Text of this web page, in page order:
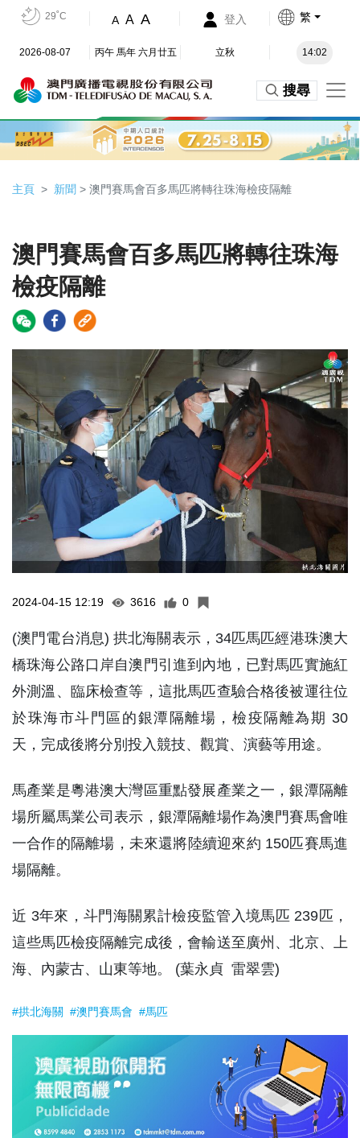
29˚C A A A 登入 繁
2026-08-07 丙午 馬年 六月廿五 立秋 14:02
搜尋
主頁 新聞 > 澳門賽馬會百多馬匹將轉往珠海檢疫隔離
澳門賽馬會百多馬匹將轉往珠海
檢疫隔離
2024-04-15 12:19 3616 0
(澳門電台消息) 拱北海關表示，34匹馬匹經港珠澳大
橋珠海公路口岸自澳門引進到內地，已對馬匹實施紅
外測溫、臨床檢查等，這批馬匹查驗合格後被運往位
於珠海市斗門區的銀潭隔離場，檢疫隔離為期 30
天，完成後將分別投入競技、觀賞、演藝等用途。
馬產業是粵港澳大灣區重點發展產業之一，銀潭隔離
場所屬馬業公司表示，銀潭隔離場作為澳門賽馬會唯
一合作的隔離場，未來還將陸續迎來約 150匹賽馬進
場隔離。
近 3年來，斗門海關累計檢疫監管入境馬匹 239匹，
這些馬匹檢疫隔離完成後，會輸送至廣州、北京、上
海、內蒙古、山東等地。 (葉永貞 雷翠雲)
#拱北海關 #澳門賽馬會 #馬匹